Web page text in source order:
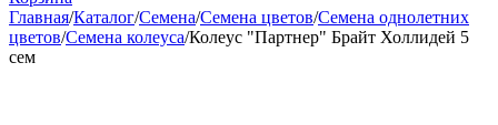
Главная/Каталог/Семена/Семена цветов/Семена однолетних
цветов/Семена колеуса/Колеус "Партнер" Брайт Холлидей 5
сем